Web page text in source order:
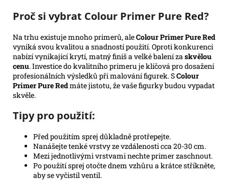
Proč si vybrat Colour Primer Pure Red?
Na trhu existuje mnoho primerů, aleColour Primer Pure Red
vyniká svou kvalitou a snadností použití. Oproti konkurenci
nabízí vynikající krytí, matný finiš a velké balení zaskvělou
cenu. Investice do kvalitního primeru je klíčová pro dosažení
profesionálních výsledků při malování figurek. SColour
Primer Pure Redmáte jistotu, že vaše figurky budou vypadat
skvěle.
Tipy pro použití:
Před použitím sprej důkladně protřepejte.
Nanášejte tenké vrstvy ze vzdálenosti cca 20-30 cm.
Mezi jednotlivými vrstvami nechte primer zaschnout.
Po použití sprej otočte dnem vzhůru a krátce stříkněte,
aby se vyčistil ventil.